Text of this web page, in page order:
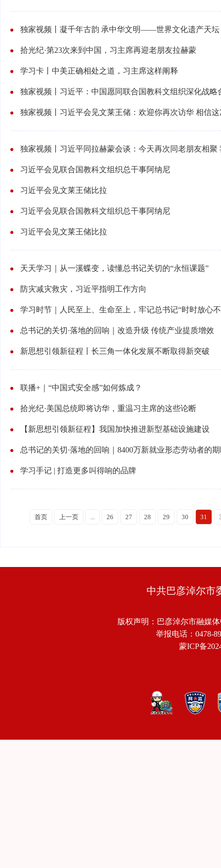
独家视频丨凝千年古韵 承中华文明——世界文化遗产天坛
拾光纪·第23次来到中国，习主席再迎老朋友拉赫蒙
学习卡丨中美正确相处之道，习主席这样阐释
独家视频丨习近平同拉赫蒙会谈：今天再次同老朋友相聚
习近平会见联合国教科文组织总干事阿纳尼
习近平会见文莱王储比拉
习近平会见联合国教科文组织总干事阿纳尼
习近平会见文莱王储比拉
天天学习｜从一溪蝶变，读懂总书记关切的“永恒课题”
防灾减灾救灾，习近平指明工作方向
学习时节｜人民至上、生命至上，牢记总书记“时时放心
总书记的关切·落地的回响｜改造升级 传统产业提质增效
新思想引领新征程丨长三角一体化发展不断取得新突破
联播+｜“中国式安全感”如何炼成？
拾光纪·美国总统即将访华，重温习主席的这些论断
【新思想引领新征程】我国加快推进新型基础设施建设
总书记的关切·落地的回响｜8400万新就业形态劳动者的
学习手记 | 打造更多叫得响的品牌
首页 上一页 ... 26 27 28 29 30 31
中共巴彦淖尔市
版权声明：巴彦淖尔市融媒
举报电话：0478-
蒙ICP备